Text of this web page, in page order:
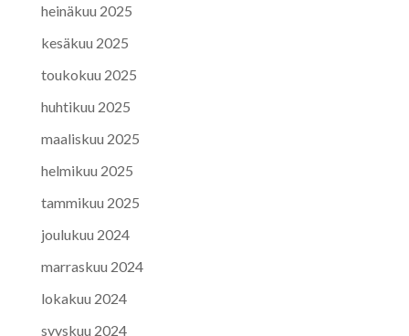
heinäkuu 2025
kesäkuu 2025
toukokuu 2025
huhtikuu 2025
maaliskuu 2025
helmikuu 2025
tammikuu 2025
joulukuu 2024
marraskuu 2024
lokakuu 2024
syyskuu 2024